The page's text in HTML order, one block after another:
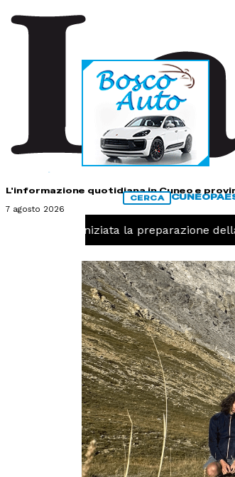
L'informazione quotidiana in Cuneo e
7 agosto 2026
CERCA CUNEO
Pallavolo, iniziata la preparazione della